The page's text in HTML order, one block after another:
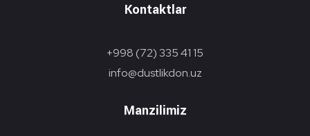
Kontaktlar
+998 (72) 335 41 15
info@dustlikdon.uz
Manzilimiz